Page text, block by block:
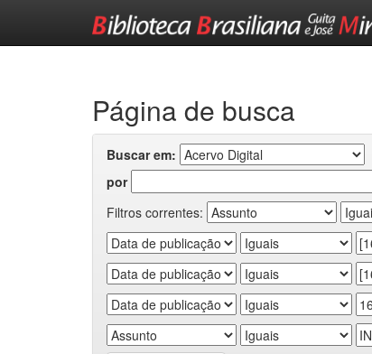
Página de busca
Buscar em:
por
Filtros correntes: